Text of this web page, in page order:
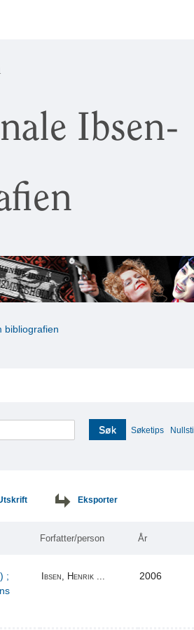
Ibsen-
bibliografien
Søk Søketips Nullstill
Eksporter
Forfatter/person År
;
Ibsen, Henrik ... 2006